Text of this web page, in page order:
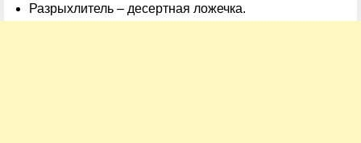
Разрыхлитель – десертная ложечка.